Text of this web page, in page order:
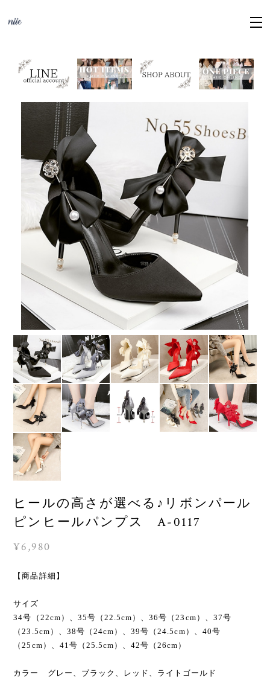
ヒールの高さが選べる♪リボンパール
ピンヒールパンプス A-0117
¥6,980
【商品詳細】
サイズ
34号（22cm）、35号（22.5cm）、36号（23cm）、37号
（23.5cm）、38号（24cm）、39号（24.5cm）、40号
（25cm）、41号（25.5cm）、42号（26cm）
カラー グレー、ブラック、レッド、ライトゴールド